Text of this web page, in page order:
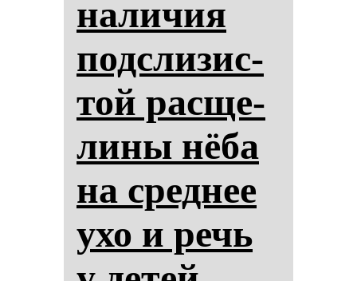
на­ли­чия
под­сли­зис­
той рас­ще­
ли­ны нё­ба
на сред­нее
ухо и речь